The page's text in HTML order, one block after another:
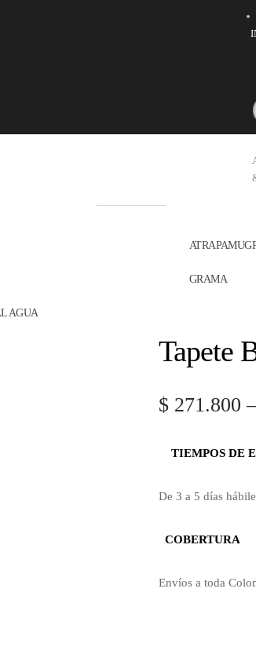
AGUA
GRAMA
Tapete
$ 271.800
TIEMPOS DE
De 3 a 5 días
COBERTURA
Envíos a toda